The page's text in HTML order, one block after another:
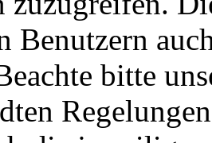
Benutzern
bitte